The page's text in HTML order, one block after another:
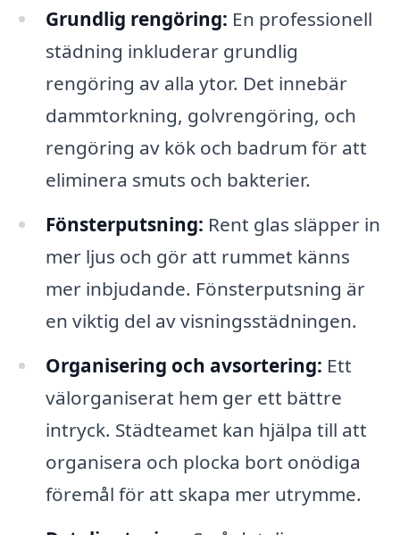
Grundlig rengöring: En professionell
städning inkluderar grundlig
rengöring av alla ytor. Det innebär
dammtorkning, golvrengöring, och
rengöring av kök och badrum för att
eliminera smuts och bakterier.
Fönsterputsning: Rent glas släpper in
mer ljus och gör att rummet känns
mer inbjudande. Fönsterputsning är
en viktig del av visningsstädningen.
Organisering och avsortering: Ett
välorganiserat hem ger ett bättre
intryck. Städteamet kan hjälpa till att
organisera och plocka bort onödiga
föremål för att skapa mer utrymme.